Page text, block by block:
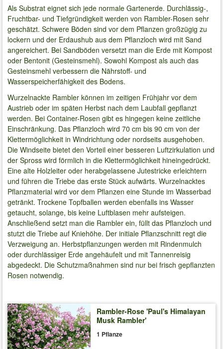
Als Substrat eignet sich jede normale Gartenerde. Durchlässig-,
Fruchtbar- und Tiefgründigkeit werden von Rambler-Rosen sehr
geschätzt. Schwere Böden sind vor dem Pflanzen großzügig zu
lockern und der Erdaushub aus dem Pflanzloch wird mit Sand
angereichert. Bei Sandböden versetzt man die Erde mit Kompost
oder Bentonit (Gesteinsmehl). Sowohl Kompost als auch das
Gesteinsmehl verbessern die Nährstoff- und
Wasserspeicherfähigkeit des Bodens.
Wurzelnackte Rambler können im zeitigen Frühjahr vor dem
Austrieb oder im späten Herbst nach dem Laubfall gepflanzt
werden. Bei Container-Rosen gibt es hingegen keine zeitliche
Einschränkung. Das Pflanzloch wird 70 cm bis 90 cm von der
Klettermöglichkeit in Windrichtung oder nordseits ausgehoben.
Die Windseite bietet den Vorteil einer besseren Luftzirkulation und
der Spross wird förmlich in die Klettermöglichkeit hineingedrückt.
Eine alte Holzleiter oder herabgelassene Jutestricke erleichtern
und führen die Triebe das erste Stück aufwärts. Wurzelnacktes
Pflanzmaterial wird vor dem Pflanzen eine Stunde im Wasserbad
getränkt. Trockene Topfballen werden ebenfalls ins Wasser
getaucht, solange, bis keine Luftblasen mehr aufsteigen.
Anschließend setzt man die Rambler ein, füllt das Pflanzloch und
stutzt die Triebe auf Kniehöhe. Der initiale Pflanzschnitt regt die
Verzweigung an. Herbstpflanzungen werden mit Rindenmulch
oder durchlässiger Erde angehäufelt und mit Tannenreisig
abgedeckt. Die Schutzmaßnahmen sind nur bei frisch gepflanzten
Rosen notwendig.
Rambler-Rose 'Paul's Himalayan
Musk Rambler'
1 Pflanze